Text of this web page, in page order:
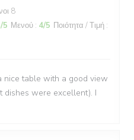
8
/5 Μενού : 4/5 Ποιότητα / Τιμή :
nice table with a good view
dishes were excellent). I